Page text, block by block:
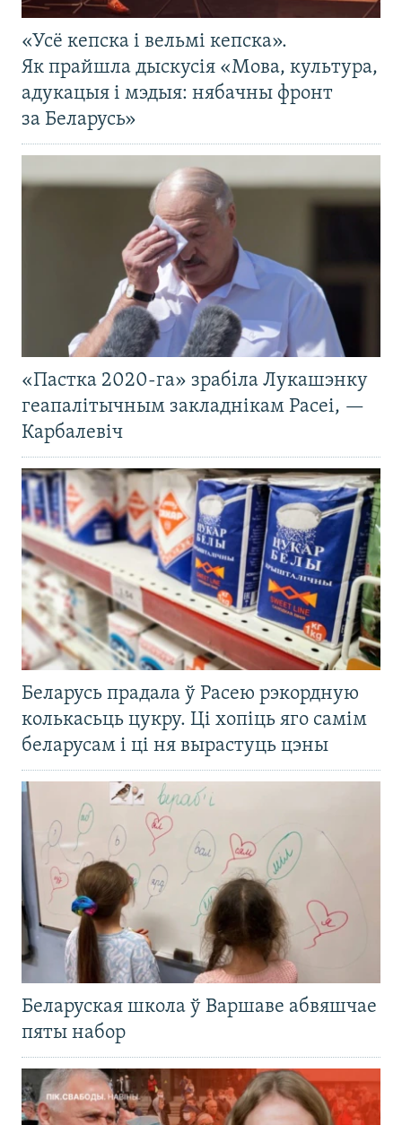
«Усё кепска і вельмі кепска».
Як прайшла дыскусія «Мова, культура,
адукацыя і мэдыя: нябачны фронт
за Беларусь»
«Пастка 2020-га» зрабіла Лукашэнку
геапалітычным закладнікам Расеі, —
Карбалевіч
Беларусь прадала ў Расею рэкордную
колькасьць цукру. Ці хопіць яго самім
беларусам і ці ня вырастуць цэны
Беларуская школа ў Варшаве абвяшчае
пяты набор